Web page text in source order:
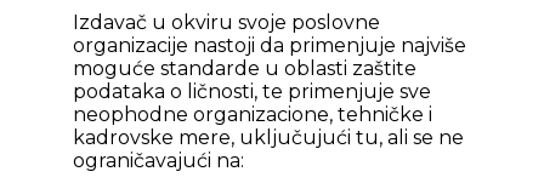
Izdavač u okviru svoje poslovne
organizacije nastoji da primenjuje najviše
moguće standarde u oblasti zaštite
podataka o ličnosti, te primenjuje sve
neophodne organizacione, tehničke i
kadrovske mere, uključujući tu, ali se ne
ograničavajući na: